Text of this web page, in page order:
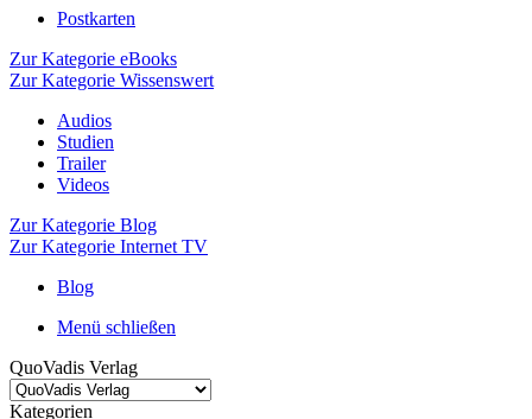
Postkarten
Zur Kategorie eBooks
Zur Kategorie Wissenswert
Audios
Studien
Trailer
Videos
Zur Kategorie Blog
Zur Kategorie Internet TV
Blog
Menü schließen
QuoVadis Verlag
Kategorien